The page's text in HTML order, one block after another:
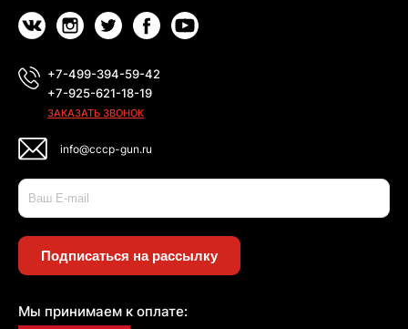
+7-499-394-59-42
+7-925-621-18-19
ЗАКАЗАТЬ ЗВОНОК
info@cccp-gun.ru
Подписаться на рассылку
Мы принимаем к оплате: